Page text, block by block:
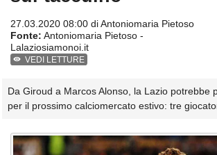
27.03.2020 08:00 diAntoniomaria Pietoso
Fonte: Antoniomaria Pietoso -
Lalaziosiamonoi.it
VEDI LETTURE
Da Giroud a Marcos Alonso, la Lazio potrebbe
per il prossimo calciomercato estivo: tre